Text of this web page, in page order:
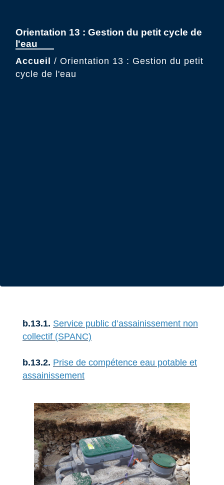
Orientation 13 : Gestion du petit cycle de
l'eau
Accueil / Orientation 13 : Gestion du petit
cycle de l'eau
b.13.1. Service public d’assainissement non
collectif (SPANC)
b.13.2. Prise de compétence eau potable et
assainissement